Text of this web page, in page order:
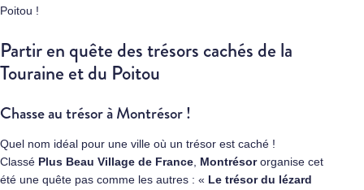
Poitou !
Partir en quête des trésors cachés de la
Touraine et du Poitou
Chasse au trésor à Montrésor !
Quel nom idéal pour une ville où un trésor est caché !
Classé Plus Beau Village de France Montrésororganise cet
été une quête pas comme les autres : « Le trésor du lézard